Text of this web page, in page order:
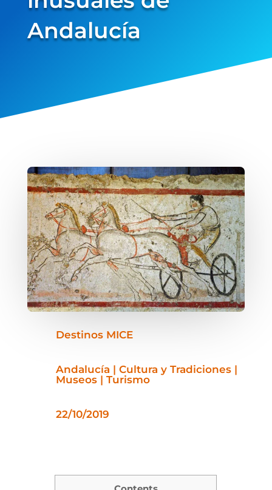
Andalucía
Destinos MICE
Andalucía | Cultura y Tradiciones |
Museos | Turismo
22/10/2019